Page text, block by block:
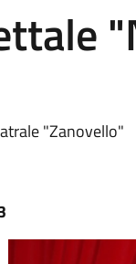
"Zanovello"